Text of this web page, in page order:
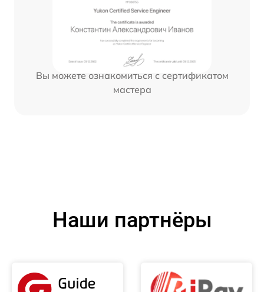
Вы можете ознакомиться с сертификатом
мастера
Наши партнёры